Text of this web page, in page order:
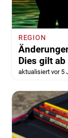
REGION
Dies gilt
aktualisiert vor 5